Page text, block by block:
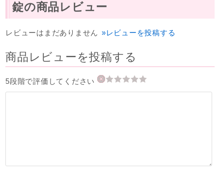
錠の商品レビュー
レビューはまだありません »レビューを投稿する
商品レビューを投稿する
5段階で評価してください